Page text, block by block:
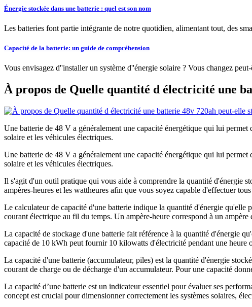
Énergie stockée dans une batterie : quel est son nom
Les batteries font partie intégrante de notre quotidien, alimentant tout, des
Capacité de la batterie: un guide de compréhension
Vous envisagez d''installer un système d''énergie solaire ? Vous changez
À propos de Quelle quantité d électricité une
Une batterie de 48 V a généralement une capacité énergétique qui lui
solaire et les véhicules électriques.
Une batterie de 48 V a généralement une capacité énergétique qui lui
solaire et les véhicules électriques.
Il s'agit d'un outil pratique qui vous aide à comprendre la quantité d'énergie
ampères-heures et les wattheures afin que vous soyez capable d'effectuer
Le calculateur de capacité d'une batterie indique la quantité d'énergie
courant électrique au fil du temps. Un ampère-heure correspond à un ampère
La capacité de stockage d'une batterie fait référence à la quantité d'énergie
capacité de 10 kWh peut fournir 10 kilowatts d'électricité pendant une heure
La capacité d'une batterie (accumulateur, piles) est la quantité d'énergie
courant de charge ou de décharge d'un accumulateur. Pour une capacité
La capacité d’une batterie est un indicateur essentiel pour évaluer ses
concept est crucial pour dimensionner correctement les systèmes solaires,